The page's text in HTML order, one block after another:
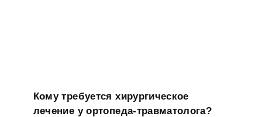
Кому требуется хирургическое
лечение у ортопеда-травматолога?